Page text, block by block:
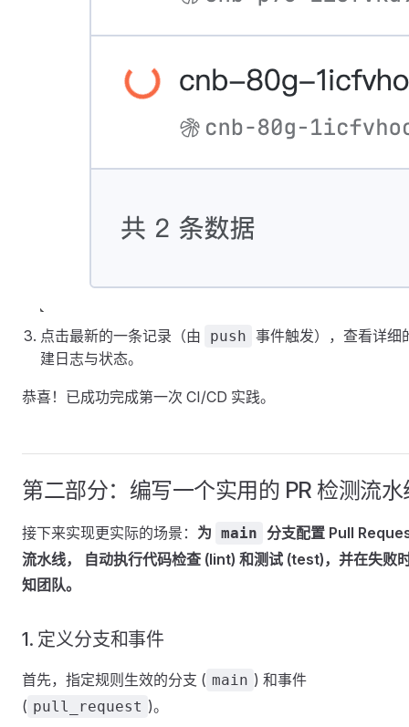
点击最新的一条记录（由 push 事件触发），查看详细
建日志与状态。
恭喜！已成功完成第一次 CI/CD 实践。
第二部分：编写一个实用的 PR 检测流水
接下来实现更实际的场景： 为 main 分支配置 Pull
流水线， 自动执行代码检查 (lint) 和测试 (test)，并在失败
知团队。
1. 定义分支和事件
首先，指定规则生效的分支 ( main ) 和事件
( pull_request )。